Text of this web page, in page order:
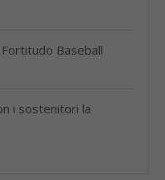
Baseball
i sostenitori la